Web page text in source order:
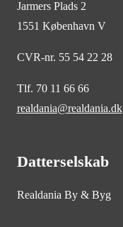
Jarmers Plads 2
1551 København V
CVR-nr. 55 54 22 28
Tlf. 70 11 66 66
realdania@realdania.dk
Datterselskab
Realdania By & Byg